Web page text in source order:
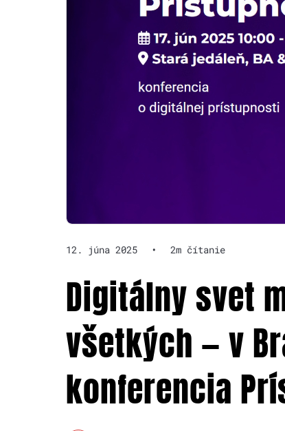
12. júna 2025 • 2m čítanie
Digitálny svet
všetkých — v
konferencia